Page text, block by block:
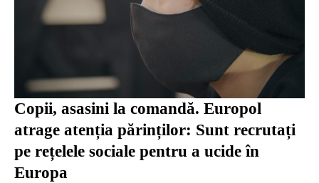
Copii, asasini la comandă. Europol
atrage atenția părinților: Sunt recrutați
pe rețelele sociale pentru a ucide în
Europa